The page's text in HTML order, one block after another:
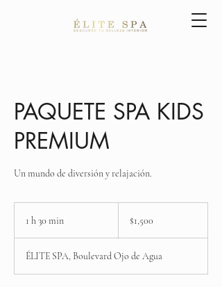
PAQUETE SPA KIDS
PREMIUM
Un mundo de diversión y relajación.
1 h 30 min
0
mexicanos
$1,500
ÉLITE SPA, Boulevard Ojo de Agua